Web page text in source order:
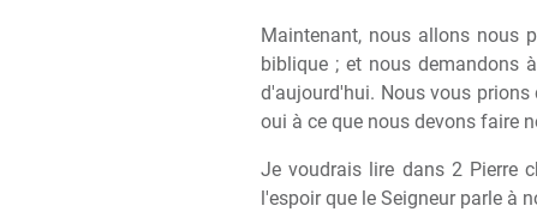
Maintenant, nous allons nous
biblique ; et nous demandons
d'aujourd'hui. Nous vous prions
oui à ce que nous devons faire
Je voudrais lire dans 2 Pierre
l'espoir que le Seigneur parle à